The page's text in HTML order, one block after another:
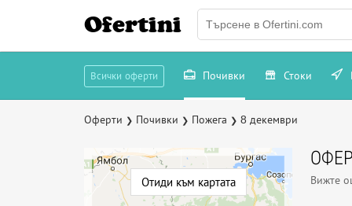
Ofertini
Всички оферти Почивки Стоки
Оферти ❯ Почивки ❯ Пожега ❯ 8 декември
Отиди към картата Вижте